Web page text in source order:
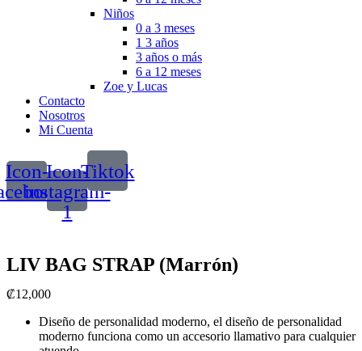
Niños
0 a 3 meses
1 3 años
3 años o más
6 a 12 meses
Zoe y Lucas
Contacto
Nosotros
Mi Cuenta
Icon-Icon-
instagram-
1
Tiktok
LIV BAG STRAP (Marrón)
₡12,000
Diseño de personalidad moderno, el diseño de personalidad
moderno funciona como un accesorio llamativo para cualquier